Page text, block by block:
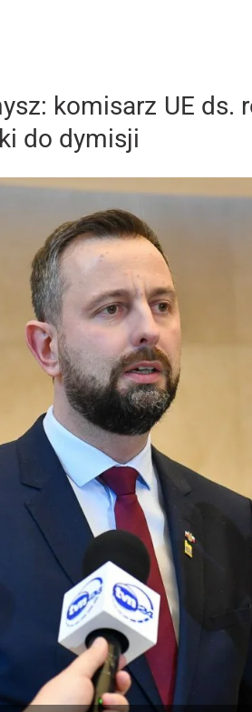
komisarz UE ds.
do dymisji